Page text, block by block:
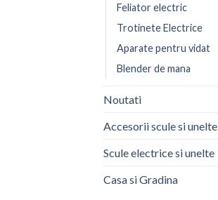
Feliator electric
Trotinete Electrice
Aparate pentru vidat
Blender de mana
Noutati
Accesorii scule si unelte
Scule electrice si unelte
Casa si Gradina